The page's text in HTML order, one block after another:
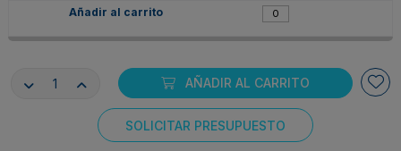
AÑADIR AL CARRITO
SOLICITAR PRESUPUESTO
Consentimiento de cookies